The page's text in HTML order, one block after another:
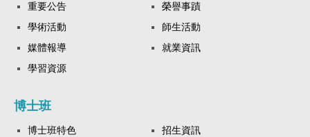
重要公告
榮譽事蹟
學術活動
師生活動
媒體報導
就業資訊
學習資源
博士班
博士班特色
招生資訊